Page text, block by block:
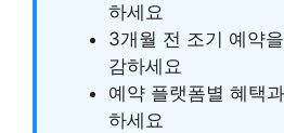
하세요
3개월 전 조기 예약
감하세요
예약 플랫폼별 혜택
하세요